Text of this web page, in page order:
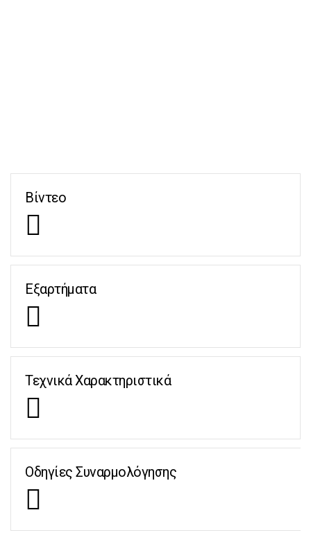
Βίντεο
Εξαρτήματα
Τεχνικά Χαρακτηριστικά
Οδηγίες Συναρμολόγησης